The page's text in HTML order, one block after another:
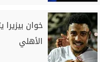
خوان
الأهلي